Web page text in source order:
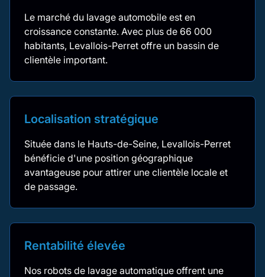
Le marché du lavage automobile est en
croissance constante. Avec plus de 66 000
habitants, Levallois-Perret offre un bassin de
clientèle important.
Localisation stratégique
Située dans le Hauts-de-Seine, Levallois-Perret
bénéficie d'une position géographique
avantageuse pour attirer une clientèle locale et
de passage.
Rentabilité élevée
Nos robots de lavage automatique offrent une